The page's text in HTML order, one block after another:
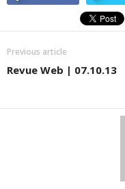
Previous article
Revue Web | 07.10.13